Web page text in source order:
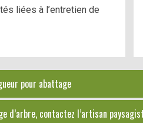
liées à l’entretien de
pour abattage
d’arbre, contactez l’artisan